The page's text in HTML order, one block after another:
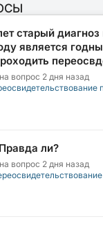
старый
является
вопрос 2 дня назад
ли?
вопрос 2 дня назад